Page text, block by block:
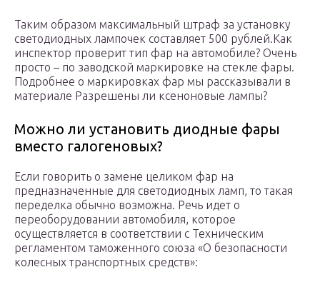
Таким образом максимальный штраф за установку
светодиодных лампочек составляет 500 рублей.Как
инспектор проверит тип фар на автомобиле? Очень
просто – по заводской маркировке на стекле фары.
Подробнее о маркировках фар мы рассказывали в
материале Разрешены ли ксеноновые лампы?
Можно ли установить диодные фары
вместо галогеновых?
Если говорить о замене целиком фар на
предназначенные для светодиодных ламп, то такая
переделка обычно возможна. Речь идет о
переоборудовании автомобиля, которое
осуществляется в соответствии с Техническим
регламентом таможенного союза «О безопасности
колесных транспортных средств»: